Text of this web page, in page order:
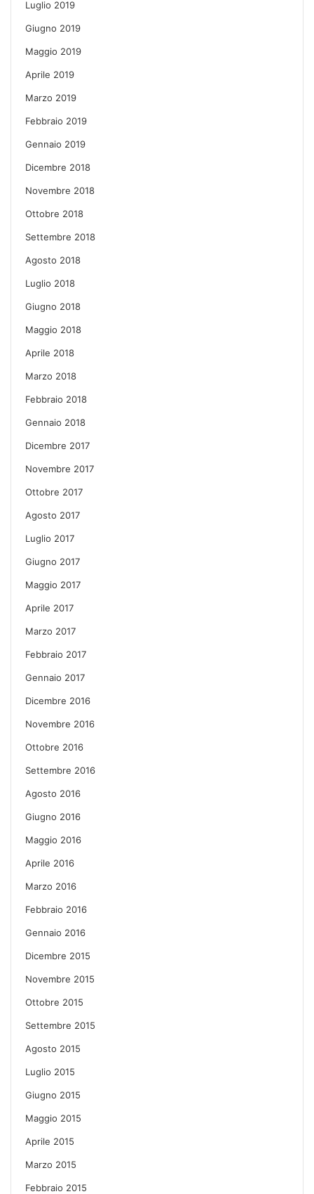
Luglio 2019
Giugno 2019
Maggio 2019
Aprile 2019
Marzo 2019
Febbraio 2019
Gennaio 2019
Dicembre 2018
Novembre 2018
Ottobre 2018
Settembre 2018
Agosto 2018
Luglio 2018
Giugno 2018
Maggio 2018
Aprile 2018
Marzo 2018
Febbraio 2018
Gennaio 2018
Dicembre 2017
Novembre 2017
Ottobre 2017
Agosto 2017
Luglio 2017
Giugno 2017
Maggio 2017
Aprile 2017
Marzo 2017
Febbraio 2017
Gennaio 2017
Dicembre 2016
Novembre 2016
Ottobre 2016
Settembre 2016
Agosto 2016
Giugno 2016
Maggio 2016
Aprile 2016
Marzo 2016
Febbraio 2016
Gennaio 2016
Dicembre 2015
Novembre 2015
Ottobre 2015
Settembre 2015
Agosto 2015
Luglio 2015
Giugno 2015
Maggio 2015
Aprile 2015
Marzo 2015
Febbraio 2015